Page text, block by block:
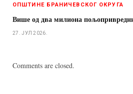
ОПШТИНЕ БРАНИЧЕВСКОГ ОКРУГА
Више од два милиона
27. ЈУЛ 2026.
Comments are closed.